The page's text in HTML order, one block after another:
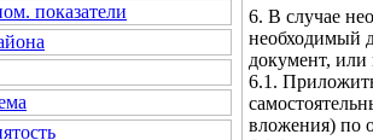
показатели
6. В случае
необходимый
документ,
6.1.
вложения) по